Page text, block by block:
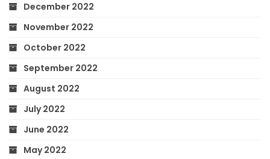
December 2022
November 2022
October 2022
September 2022
August 2022
July 2022
June 2022
May 2022